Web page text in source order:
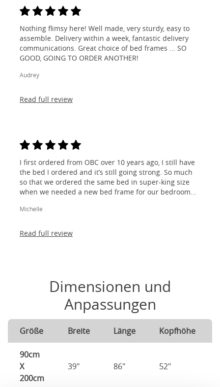
Nothing flimsy here! Well made, very sturdy, easy to
assemble. Delivery within a week, fantastic delivery
communications. Great choice of bed frames ... SO
GOOD, GOING TO ORDER ANOTHER!
Audrey
Read full review
I first ordered from OBC over 10 years ago, I still have
the bed I ordered and it’s still going strong. So much
so that we ordered the same bed in super-king size
when we needed a new bed frame for our bedroom...
Michelle
Read full review
Dimensionen und
Anpassungen
Größe Breite Länge Kopfhöhe
90cm
X
200cm
39" 86" 52"